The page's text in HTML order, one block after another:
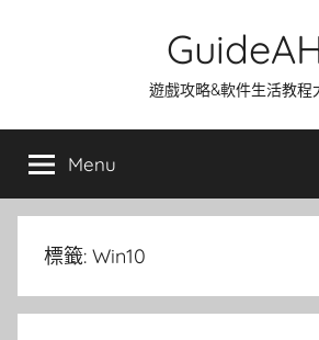
遊戲攻略&軟件生活教程
Menu
標籤: Win10